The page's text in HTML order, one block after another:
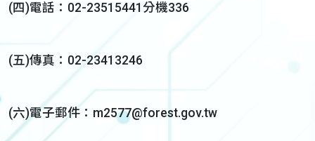
(四)電話：02-23515441分機336
(五)傳真：02-23413246
(六)電子郵件：m2577@forest.gov.tw